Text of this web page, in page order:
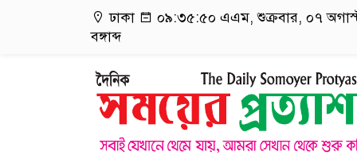
ঢাকা ০৯:৩৫:৫১ এএম, শুক্রবার, ০৭
বঙ্গাব্দ